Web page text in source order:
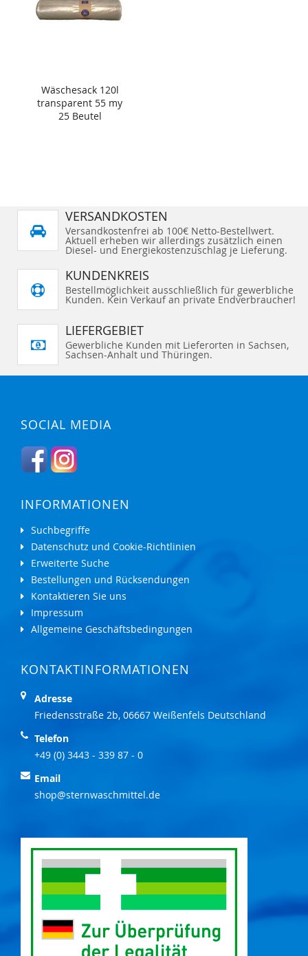
Wäschesack 120l
transparent 55 my
25 Beutel
VERSANDKOSTEN
Versandkostenfrei ab 100€ Netto-Bestellwert.
Aktuell erheben wir allerdings zusätzlich einen
Diesel- und Energiekostenzuschlag je Lieferung.
KUNDENKREIS
Bestellmöglichkeit ausschließlich für gewerbliche
Kunden. Kein Verkauf an private Endverbraucher!
LIEFERGEBIET
Gewerbliche Kunden mit Lieferorten in Sachsen,
Sachsen-Anhalt und Thüringen.
SOCIAL MEDIA
INFORMATIONEN
Suchbegriffe
Datenschutz und Cookie-Richtlinien
Erweiterte Suche
Bestellungen und Rücksendungen
Kontaktieren Sie uns
Impressum
Allgemeine Geschäftsbedingungen
KONTAKTINFORMATIONEN
Adresse
Friedensstraße 2b, 06667 Weißenfels Deutschland
Telefon
+49 (0) 3443 - 339 87 - 0
Email
shop@sternwaschmittel.de